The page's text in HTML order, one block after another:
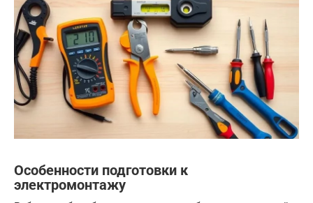
Особенности подготовки к
электромонтажу